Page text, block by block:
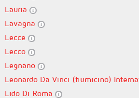
Lauria
Lavagna
Lecce
Lecco
Legnano
Leonardo Da Vinci (fiumicino)
Lido Di Roma